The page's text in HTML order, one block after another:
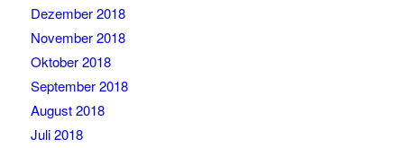
Dezember 2018
November 2018
Oktober 2018
September 2018
August 2018
Juli 2018